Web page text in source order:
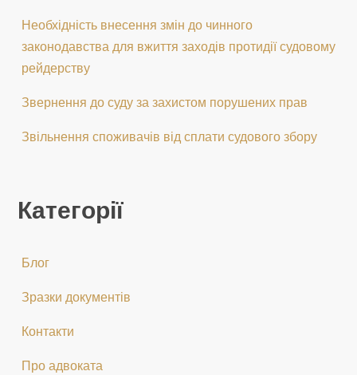
Необхідність внесення змін до чинного
законодавства для вжиття заходів протидії судовому
рейдерству
Звернення до суду за захистом порушених прав
Звільнення споживачів від сплати судового збору
Категорії
Блог
Зразки документів
Контакти
Про адвоката